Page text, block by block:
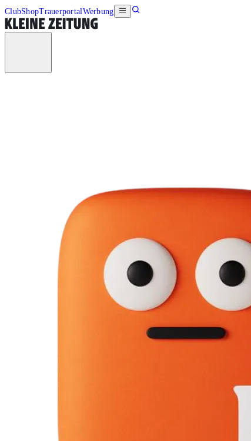
ClubShopTrauerportalWerbung